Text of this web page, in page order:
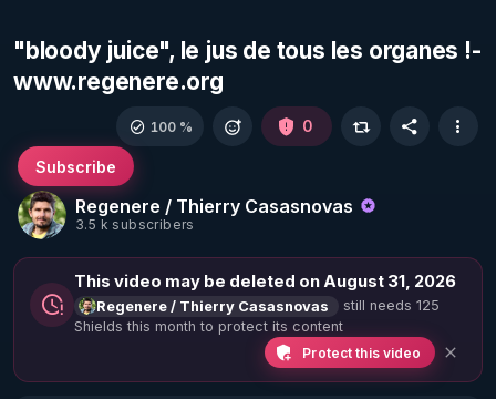
"bloody juice", le jus de tous les organes !-
www.regenere.org
Regenere / Thierry Casasnovas
3.5 k subscribers
Subscribe
100 % 0
This video may be deleted on August 31, 2026
Regenere / Thierry Casasnovas
still needs 125
Shields this month to protect its content
Protect this video